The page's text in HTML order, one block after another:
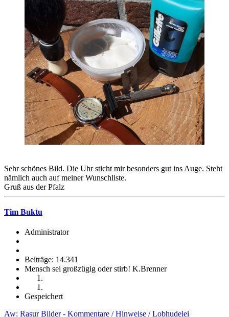
Sehr schönes Bild. Die Uhr sticht mir besonders gut ins Auge. Steht
nämlich auch auf meiner Wunschliste.
Gruß aus der Pfalz
Tim Buktu
Administrator
Beiträge: 14.341
Mensch sei großzügig oder stirb! K.Brenner
Gespeichert
Aw: Rasur Bilder - Kommentare / Hinweise / Lobhudelei